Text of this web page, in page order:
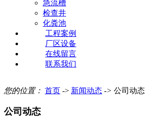
急流槽
检查井
化粪池
工程案例
厂区设备
在线留言
联系我们
您的位置： 首页 -> 新闻动态 -> 公司动态
公司动态